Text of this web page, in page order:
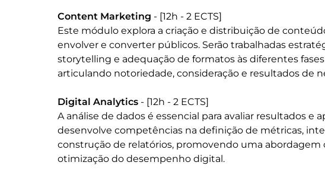
Content Marketing - [12h - 2 ECTS]
Este módulo explora a criação e distribuição de
envolver e converter públicos. Serão trabalhadas
storytelling e adequação de formatos às diferentes
articulando notoriedade, consideração e resultados de
Digital Analytics - [12h - 2 ECTS]
A análise de dados é essencial para avaliar resultados e
desenvolve competências na definição de métricas,
construção de relatórios, promovendo uma abordagem
otimização do desempenho digital.